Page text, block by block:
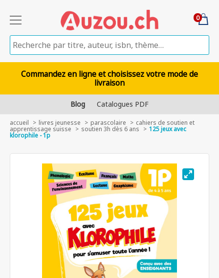
0
Commandez en ligne et choisissez votre mode de
livraison
Blog Catalogues PDF
accueil livres jeunesse parascolaire cahiers de soutien et
apprentissage suisse soutien 3h dès 6 ans 125 jeux avec
klorophile - 1p